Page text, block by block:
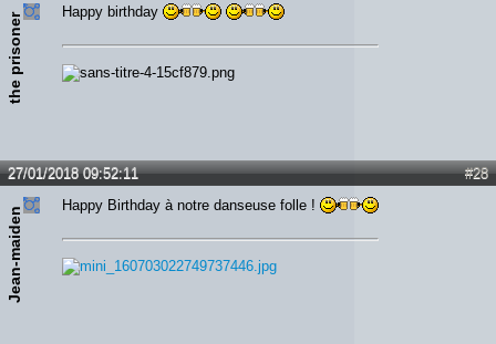
the prisoner
Happy birthday
#28
27/01/2018 09:52:11
Jean-maiden
Happy Birthday à notre danseuse folle !